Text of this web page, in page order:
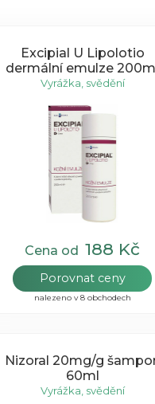
Excipial U Lipolotio
dermální emulze 200ml
Vyrážka, svědění
Cena od 188 Kč
Porovnat ceny
nalezeno v 8 obchodech
Nizoral 20mg/g
60ml
Vyrážka, svědění